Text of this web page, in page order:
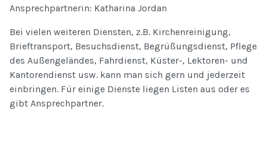
Ansprechpartnerin: Katharina Jordan
Bei vielen weiteren Diensten, z.B. Kirchenreinigung,
Brieftransport, Besuchsdienst, Begrüßungsdienst, Pflege
des Außengeländes, Fahrdienst, Küster-, Lektoren- und
Kantorendienst usw. kann man sich gern und jederzeit
einbringen. Für einige Dienste liegen Listen aus oder es
gibt Ansprechpartner.